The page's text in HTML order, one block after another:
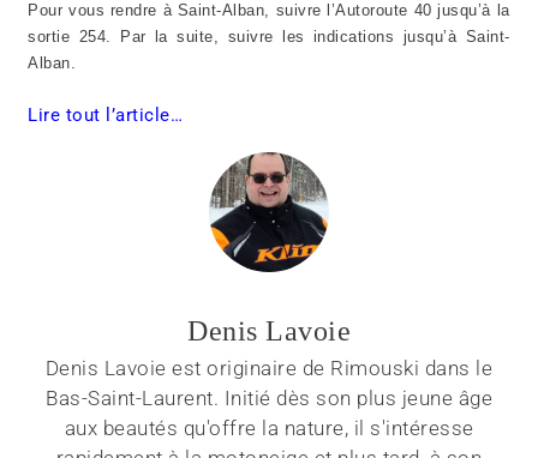
Pour vous rendre à Saint-Alban, suivre l’Autoroute 40 jusqu’à la
sortie 254. Par la suite, suivre les indications jusqu’à Saint-
Alban.
Lire tout l’article…
Denis Lavoie
Denis Lavoie est originaire de Rimouski dans le
Bas-Saint-Laurent. Initié dès son plus jeune âge
aux beautés qu'offre la nature, il s'intéresse